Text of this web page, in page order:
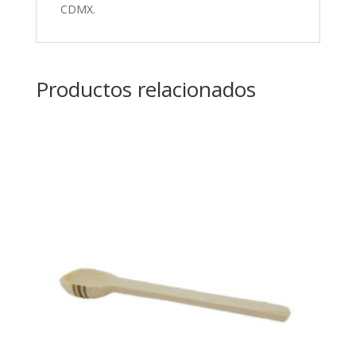
CDMX.
Productos relacionados